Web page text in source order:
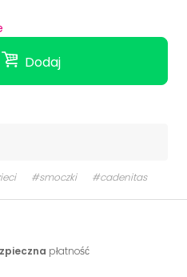
Dodaj
#smoczki #cadenitas
płatność